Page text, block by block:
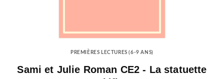
PREMIÈRES LECTURES (6-9 ANS)
Sami et Julie Roman CE2 - La statuette